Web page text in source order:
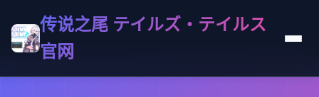
传说之尾 テイルズ・テイルス
官网